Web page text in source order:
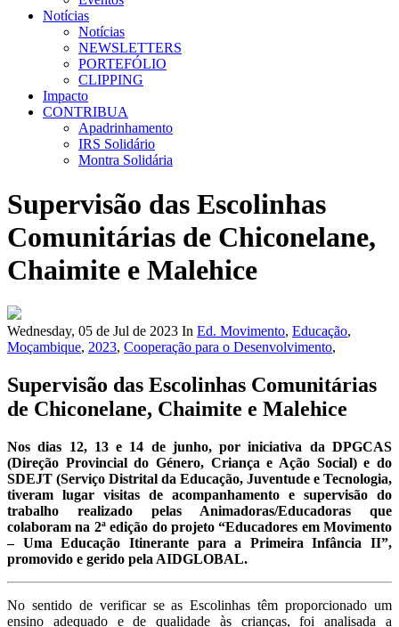
Notícias
Notícias
NEWSLETTERS
PORTEFÓLIO
CLIPPING
Impacto
CONTRIBUA
Apadrinhamento
IRS Solidário
Montra Solidária
Supervisão das Escolinhas
Comunitárias de Chiconelane,
Chaimite e Malehice
Wednesday, 05 de Jul de 2023 In Ed. Movimento, Educação,
Moçambique, 2023, Cooperação para o Desenvolvimento,
Supervisão das Escolinhas Comunitárias
de Chiconelane, Chaimite e Malehice
Nos dias 12, 13 e 14 de junho, por iniciativa da DPGCAS
(Direção Provincial do Género, Criança e Ação Social) e do
SDEJT (Serviço Distrital da Educação, Juventude e Tecnologia,
tiveram lugar visitas de acompanhamento e supervisão do
trabalho realizado pelas Animadoras/Educadoras que
colaboram na 2ª edição do projeto “Educadores em Movimento
– Uma Educação Itinerante para a Primeira Infância II”,
promovido e gerido pela AIDGLOBAL.
No sentido de verificar se as Escolinhas têm proporcionado um
ensino adequado e de qualidade às crianças, foi analisada a